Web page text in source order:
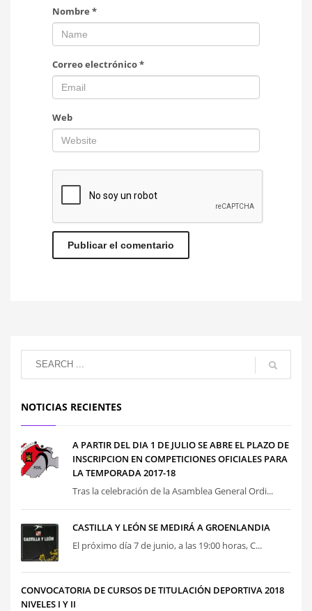
Nombre *
Correo electrónico*
Web
NOTICIAS RECIENTES
A PARTIR DEL DIA 1 DE JULIO SE ABRE EL PLAZO DE
INSCRIPCION EN COMPETICIONES OFICIALES PARA
LA TEMPORADA 2017-18
Tras la celebración de la Asamblea General Ordi...
CASTILLA Y LEÓN SE MEDIRÁ A GROENLANDIA
El próximo día 7 de junio, a las 19:00 horas, C...
CONVOCATORIA DE CURSOS DE TITULACIÓN DEPORTIVA 2018
NIVELES I Y II